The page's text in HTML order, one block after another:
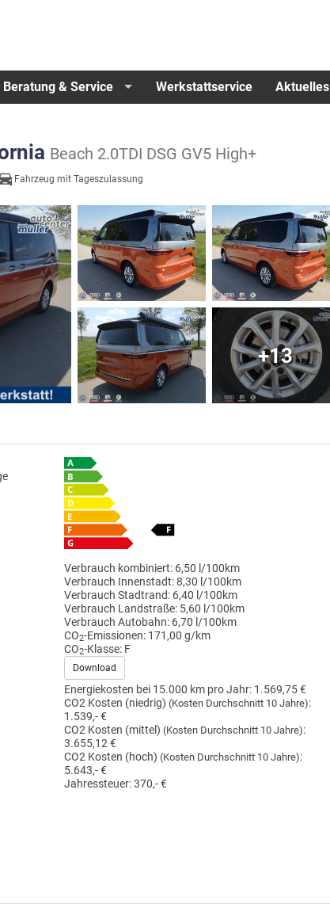
Beratung & Service Werkstattservice Aktuelles
Beach 2.0TDI DSG GV5 High+
Fahrzeug mit Tageszulassung
+13
Verbrauch kombiniert: 6,50 l/100km
Verbrauch Innenstadt:8,30 l/100km
Verbrauch Stadtrand: 6,40 l/100km
Verbrauch Landstraße: 5,60 l/100km
Verbrauch Autobahn: 6,70 l/100km
CO2-Emissionen: 171,00 g/km
CO2-Klasse: F
Download
Energiekosten bei 15.000 km pro Jahr: 1.569,75 €
CO2 Kosten (niedrig)(Kosten Durchschnitt 10 Jahre):
1.539,- €
CO2 Kosten (mittel)(Kosten Durchschnitt 10 Jahre):
3.655,12 €
CO2 Kosten (hoch)(Kosten Durchschnitt 10 Jahre):
5.643,- €
Jahressteuer:370,- €